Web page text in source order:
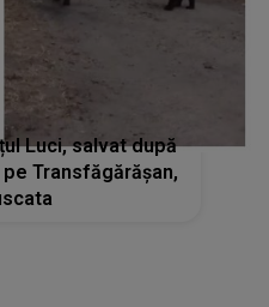
Luci, salvat după
Transfăgărășan,